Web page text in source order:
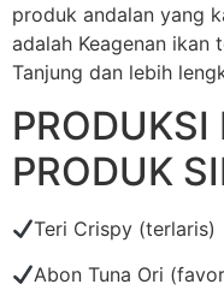
produk andalan yang
adalah Keagenan ikan
Tanjung dan lebih
PRODUKSI
PRODUK
Teri Crispy (terlaris)
Abon Tuna Ori